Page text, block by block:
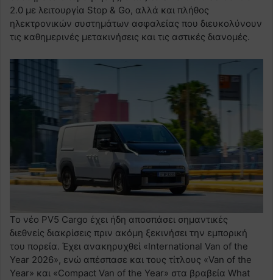
2.0 με λειτουργία Stop & Go, αλλά και πλήθος
ηλεκτρονικών συστημάτων ασφαλείας που διευκολύνουν
τις καθημερινές μετακινήσεις και τις αστικές διανομές.
Το νέο PV5 Cargo έχει ήδη αποσπάσει σημαντικές
διεθνείς διακρίσεις πριν ακόμη ξεκινήσει την εμπορική
του πορεία. Έχει ανακηρυχθεί «International Van of the
Year 2026», ενώ απέσπασε και τους τίτλους «Van of the
Year» και «Compact Van of the Year» στα βραβεία What